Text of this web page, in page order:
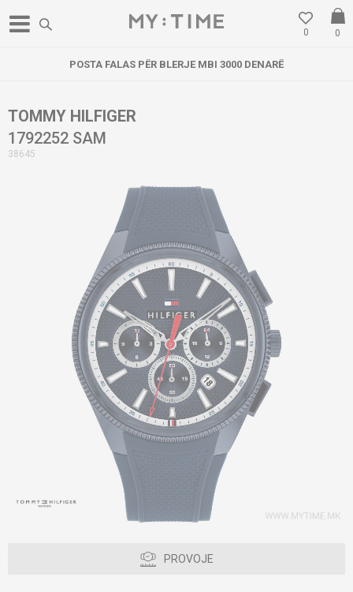
0
0
POSTA FALAS PËR BLERJE MBI 3000 DENARË
TOMMY HILFIGER
1792252 SAM
38645
PROVOJE